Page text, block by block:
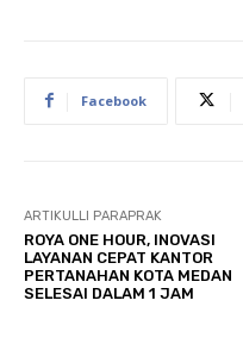
Facebook
ARTIKULLI PARAPRAK
ROYA ONE HOUR, INOVASI
LAYANAN CEPAT KANTOR
PERTANAHAN KOTA MEDAN
SELESAI DALAM 1 JAM